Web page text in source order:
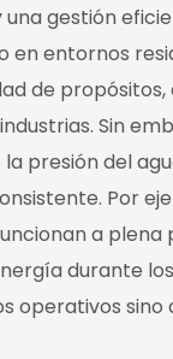
una gestión
en entornos
de
Sin
presión del
Por
a
durante
operativos